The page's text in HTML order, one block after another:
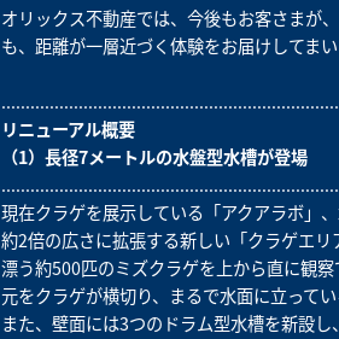
オリックス不動産では、今後もお客さまが
も、距離が一層近づく体験をお届けしてまい
リニューアル概要
（1）長径7メートルの水盤型水槽が登場
現在クラゲを展示している「アクアラボ」
約2倍の広さに拡張する新しい「クラゲエ
漂う約500匹のミズクラゲを上から直に観
元をクラゲが横切り、まるで水面に立って
また、壁面には3つのドラム型水槽を新設